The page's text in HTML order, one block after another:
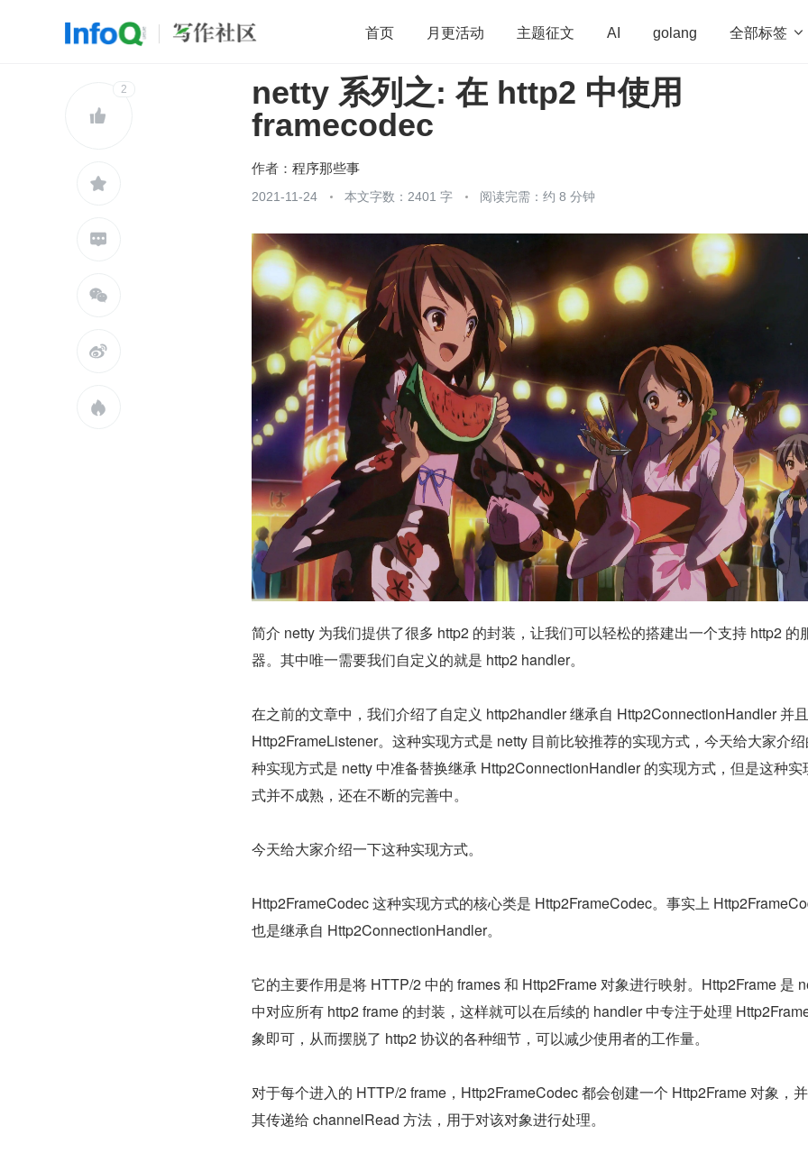
首页 月更活动 主题征文 AI golang 全部标签 
移动开发 开源 架构 OpenHarmony 算法 学习方法
前端 团队管理 程序员

2





netty 系列之: 在 http2 中使用
framecodec
作者： 程序那些事
2021-11-24 本文字数：2401 字 阅读完需：约 8 分钟
简介 netty 为我们提供了很多 http2 的封装，让我们可以轻松的搭建出一个支持 http2 的
器。其中唯一需要我们自定义的就是 http2 handler。
在之前的文章中，我们介绍了自定义 http2handler 继承自 Http2ConnectionHandler 并
Http2FrameListener。这种实现方式是 netty 目前比较推荐的实现方式，今天给大家介
种实现方式是 netty 中准备替换继承 Http2ConnectionHandler 的实现方式，但是这种实
式并不成熟，还在不断的完善中。
今天给大家介绍一下这种实现方式。
Http2FrameCodec 这种实现方式的核心类是 Http2FrameCodec。事实上
也是继承自 Http2ConnectionHandler。
它的主要作用是将 HTTP/2 中的 frames 和 Http2Frame 对象进行映射。Http2Frame 是
中对应所有 http2 frame 的封装，这样就可以在后续的 handler 中专注于处理
象即可，从而摆脱了 http2 协议的各种细节，可以减少使用者的工作量。
对于每个进入的 HTTP/2 frame，Http2FrameCodec 都会创建一个 Http2Frame 对象，
其传递给 channelRead 方法，用于对该对象进行处理。